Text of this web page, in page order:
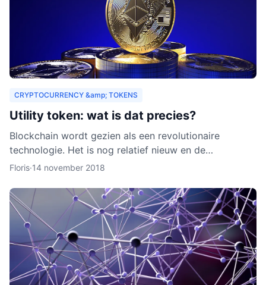
CRYPTOCURRENCY &amp; TOKENS
Utility token: wat is dat precies?
Blockchain wordt gezien als een revolutionaire
technologie. Het is nog relatief nieuw en de
verwachting is dat het zich de komende jaren verder
Floris·14 november 2018